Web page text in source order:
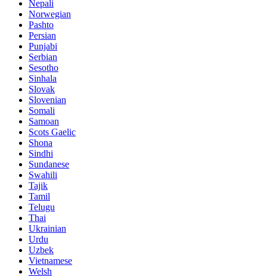
Nepali
Norwegian
Pashto
Persian
Punjabi
Serbian
Sesotho
Sinhala
Slovak
Slovenian
Somali
Samoan
Scots Gaelic
Shona
Sindhi
Sundanese
Swahili
Tajik
Tamil
Telugu
Thai
Ukrainian
Urdu
Uzbek
Vietnamese
Welsh